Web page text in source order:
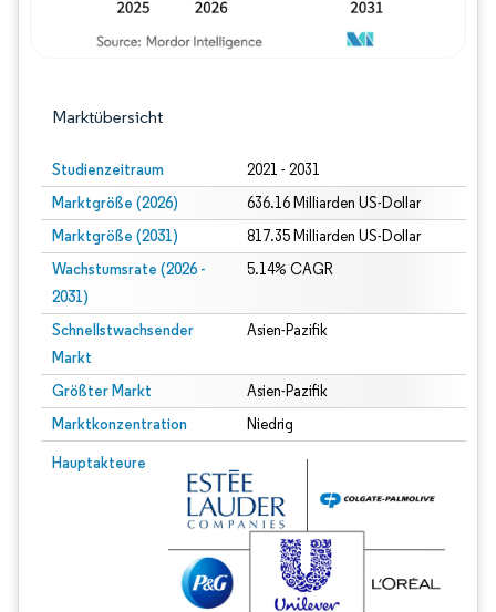
Marktübersicht
Studienzeitraum 2021 - 2031
Marktgröße (2026) 636.16 Milliarden US-Dollar
Marktgröße (2031) 817.35 Milliarden US-Dollar
Wachstumsrate (2026 -
2031)
5.14% CAGR
Schnellstwachsender
Markt
Asien-Pazifik
Größter Markt Asien-Pazifik
Marktkonzentration Niedrig
Hauptakteure
Bild © Mordor Intelligence. Wiederverwendung erfordert Namensnennung